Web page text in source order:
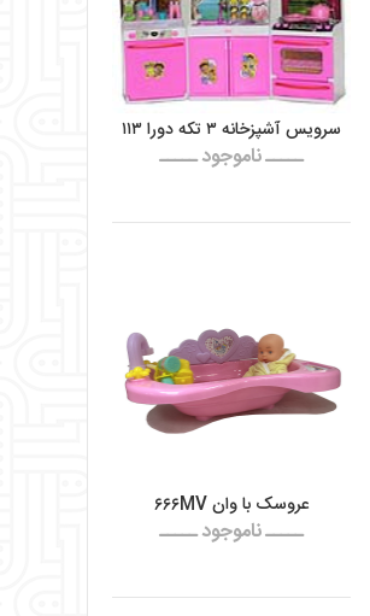
سرویس آشپزخانه ۳ تکه دورا ۱۱۳
ـــــ ناموجود ـــــ
عروسک با وان ۶۶۶MV
ـــــ ناموجود ـــــ